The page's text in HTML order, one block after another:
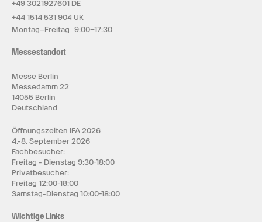
+49 3021927601 DE
+44 1514 531 904 UK
Montag–Freitag 9:00–17:30
Messestandort
Messe Berlin
Messedamm 22
14055 Berlin
Deutschland
Öffnungszeiten IFA 2026
4.-8. September 2026
Fachbesucher:
Freitag - Dienstag 9:30-18:00
Privatbesucher:
Freitag 12:00-18:00
Samstag-Dienstag 10:00-18:00
Wichtige Links